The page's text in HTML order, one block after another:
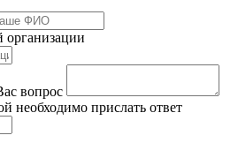
организации
вопрос
необходимо прислать ответ